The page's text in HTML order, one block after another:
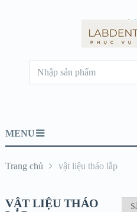
MENU
Trang chủ vật liệu tháo lắp
VẬT LIỆU THÁO